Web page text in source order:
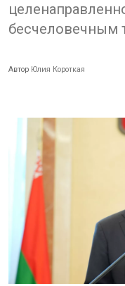
бесчеловечным
Автор Юлия Короткая